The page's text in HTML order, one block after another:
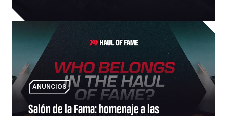
Salón de la Fama: homenaje a las personas y los
ANUNCIOS
Salón de la Fama: homenaje a las